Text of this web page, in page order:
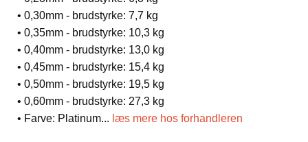
• 0,30mm - brudstyrke: 7,7 kg
• 0,35mm - brudstyrke: 10,3 kg
• 0,40mm - brudstyrke: 13,0 kg
• 0,45mm - brudstyrke: 15,4 kg
• 0,50mm - brudstyrke: 19,5 kg
• 0,60mm - brudstyrke: 27,3 kg
• Farve: Platinum... læs mere hos forhandleren